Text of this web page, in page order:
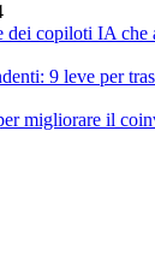
dei copiloti IA che
9 leve per
migliorare il